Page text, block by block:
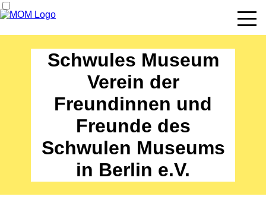
Termine
Angebote
Über uns
Datenbank
Kontakt
Schwules Museum
Verein der
Freundinnen und
Freunde des
Schwulen Museums
in Berlin e.V.